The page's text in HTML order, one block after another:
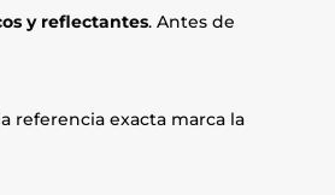
y reflectantes. Antes de
referencia exacta marca la